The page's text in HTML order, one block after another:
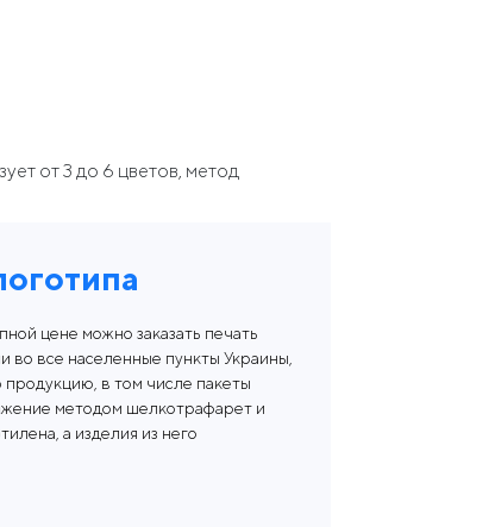
от 3 до 6 цветов, метод
цене можно заказать печать
все населенные пункты Украины,
в том числе пакеты
методом шелкотрафарет и
а изделия из него